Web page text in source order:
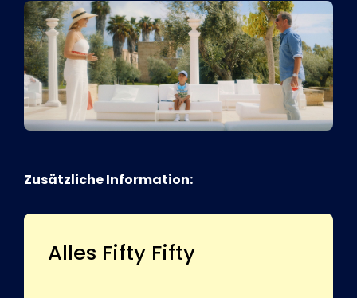
Zusätzliche Information:
Alles Fifty Fifty